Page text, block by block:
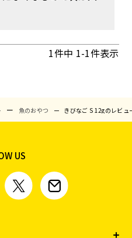
補助食品
1件中 1-1件表示
魚のおやつ きびなご S 12gのレビュ
US